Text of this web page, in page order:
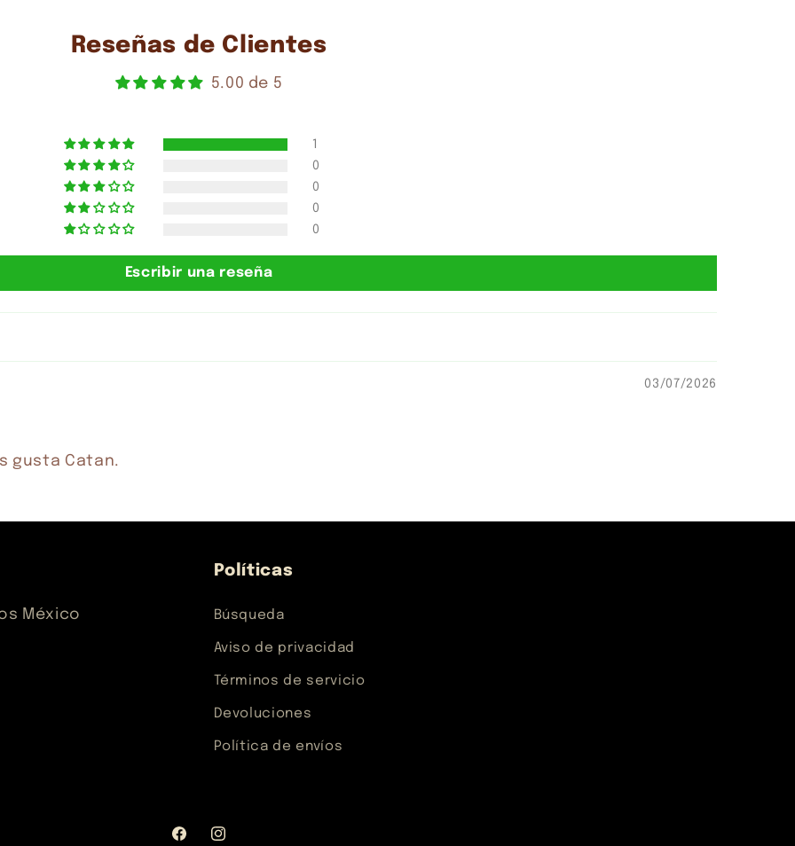
Reseñas de Clientes
5.00 de 5
1
0
0
0
0
Escribir una reseña
03/07/2026
gusta Catan.
México
Políticas
Búsqueda
Aviso de privacidad
Términos de servicio
Devoluciones
Política de envíos